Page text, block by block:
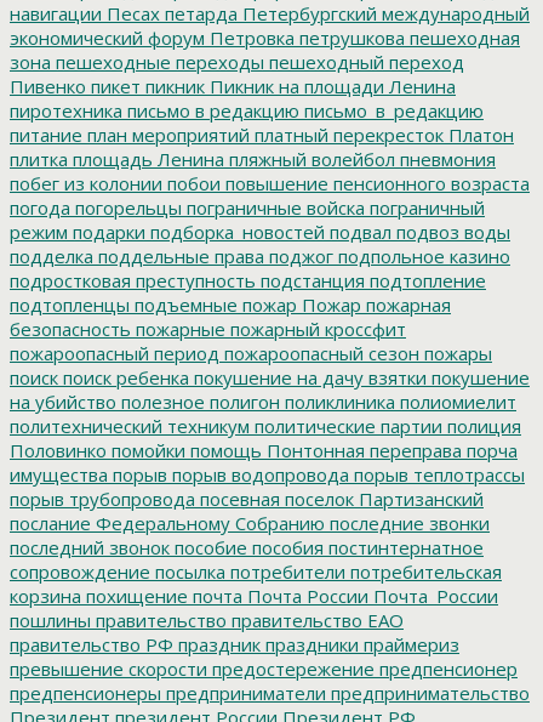
навигации Песах петарда Петербургский международный
экономический форум Петровка петрушкова пешеходная
зона пешеходные переходы пешеходный переход
Пивенко пикет пикник Пикник на площади Ленина
пиротехника письмо в редакцию письмо_в_редакцию
питание план мероприятий платный перекресток Платон
плитка площадь Ленина пляжный волейбол пневмония
побег из колонии побои повышение пенсионного возраста
погода погорельцы пограничные войска пограничный
режим подарки подборка_новостей подвал подвоз воды
подделка поддельные права поджог подпольное казино
подростковая преступность подстанция подтопление
подтопленцы подъемные пожар Пожар пожарная
безопасность пожарные пожарный кроссфит
пожароопасный период пожароопасный сезон пожары
поиск поиск ребенка покушение на дачу взятки покушение
на убийство полезное полигон поликлиника полиомиелит
политехнический техникум политические партии полиция
Половинко помойки помощь Понтонная переправа порча
имущества порыв порыв водопровода порыв теплотрассы
порыв трубопровода посевная поселок Партизанский
послание Федеральному Собранию последние звонки
последний звонок пособие пособия постинтернатное
сопровождение посылка потребители потребительская
корзина похищение почта Почта России Почта_России
пошлины правительство правительство ЕАО
правительство РФ праздник праздники праймериз
превышение скорости предостережение предпенсионер
предпенсионеры предприниматели предпринимательство
Президент президент России Президент РФ